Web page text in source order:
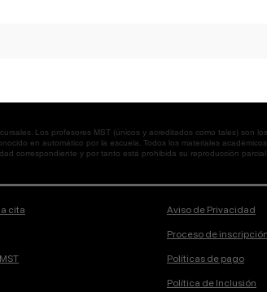
Los profesores MST (únicos y acreditados como tales)
en automático por la escuela. Todos los materiales
correspondiente y por tanto está prohibida su reproducción
cita Aviso de Privacidad
Proceso de inscripción
Políticas de pago
Política de Inclusión